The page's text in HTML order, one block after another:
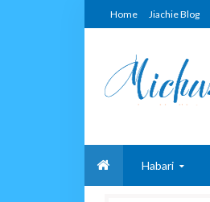
Home Jiachie Blog
Habari